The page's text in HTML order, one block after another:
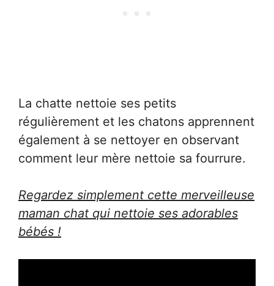
La chatte nettoie ses petits
régulièrement et les chatons apprennent
également à se nettoyer en observant
comment leur mère nettoie sa fourrure.
Regardez simplement cette merveilleuse
maman chat qui nettoie ses adorables
bébés !